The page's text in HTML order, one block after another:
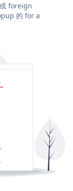
foreign
的 for a